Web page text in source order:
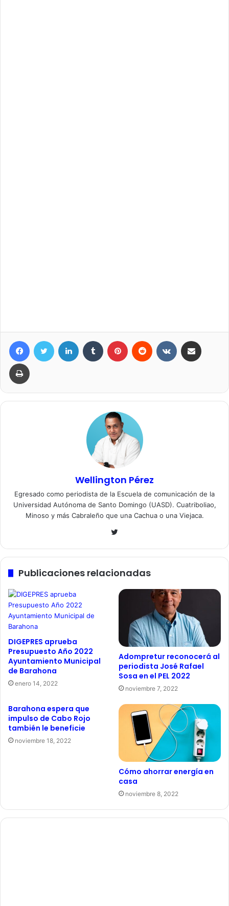
FacebookTwitter LinkedIn Tumblr Pinterest Reddit VKontakte
Imprimir
Wellington Pérez
Egresado como periodista de la Escuela de comunicación de la
Universidad Autónoma de Santo Domingo (UASD). Cuatriboliao,
Minoso y más Cabraleño que una Cachua o una Viejaca.
Twitter
Publicaciones relacionadas
DIGEPRES aprueba
Presupuesto Año 2022
Ayuntamiento Municipal
de Barahona
enero 14, 2022
Adompretur reconocerá al
periodista José Rafael
Sosa en el PEL 2022
noviembre 7, 2022
Barahona espera que
impulso de Cabo Rojo
también le beneficie
noviembre 18, 2022
Cómo ahorrar energía en
casa
noviembre 8, 2022